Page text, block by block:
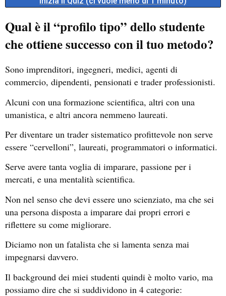
Qual è il “profilo tipo” dello studente
che ottiene successo con il tuo metodo?
Sono imprenditori, ingegneri, medici, agenti di
commercio, dipendenti, pensionati e trader professionisti.
Alcuni con una formazione scientifica, altri con una
umanistica, e altri ancora nemmeno laureati.
Per diventare un trader sistematico profittevole non serve
essere “cervelloni”, laureati, programmatori o informatici.
Serve avere tanta voglia di imparare, passione per i
mercati, e una mentalità scientifica.
Non nel senso che devi essere uno scienziato, ma che sei
una persona disposta a imparare dai propri errori e
riflettere su come migliorare.
Diciamo non un fatalista che si lamenta senza mai
impegnarsi davvero.
Il background dei miei studenti quindi è molto vario, ma
possiamo dire che si suddividono in 4 categorie: